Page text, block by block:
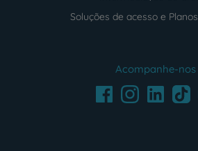
Soluções de acesso e
Acompanhe-nos
FacebookInstagramLinkedInTikTok